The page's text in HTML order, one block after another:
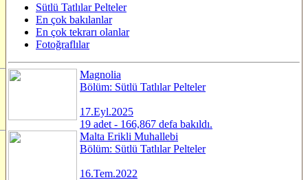
Sütlü Tatlılar Pelteler
En çok bakılanlar
En çok tekrarı olanlar
Fotoğraflılar
Magnolia
Bölüm: Sütlü Tatlılar Pelteler
17.Eyl.2025
19 adet - 166,867 defa bakıldı.
Malta Erikli Muhallebi
Bölüm: Sütlü Tatlılar Pelteler
16.Tem.2022